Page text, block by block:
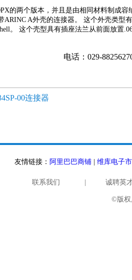
的两个版本，并且是由相同材料制成
ARINC A外壳的连接器。 这个外壳类型
。 这个壳型具有插座法兰从前面放置
电话：029-
00连接器
友情链接： 阿里巴巴商铺 维库电子
联系我们 诚聘英
©版权